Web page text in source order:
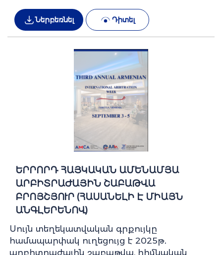
Ներբեռնել Դիտել
ԵՐՐՈՐԴ ՀԱՅԿԱԿԱՆ ԱՄԵՆԱՄՅԱ
ԱՐԲԻՏՐԱԺԱՅԻՆ ՇԱԲԱԹՎԱ
ԲՐՈՅՇՅՈՒՐ (ՀԱՍԱՆԵԼԻ Է ՄԻԱՅՆ
ԱՆԳԼԵՐԵՆՈՎ)
Սույն տեղեկատվական գրքույկը
համապարփակ ուղեցույց է 2025թ․